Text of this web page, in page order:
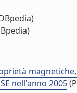
nell'anno 2005